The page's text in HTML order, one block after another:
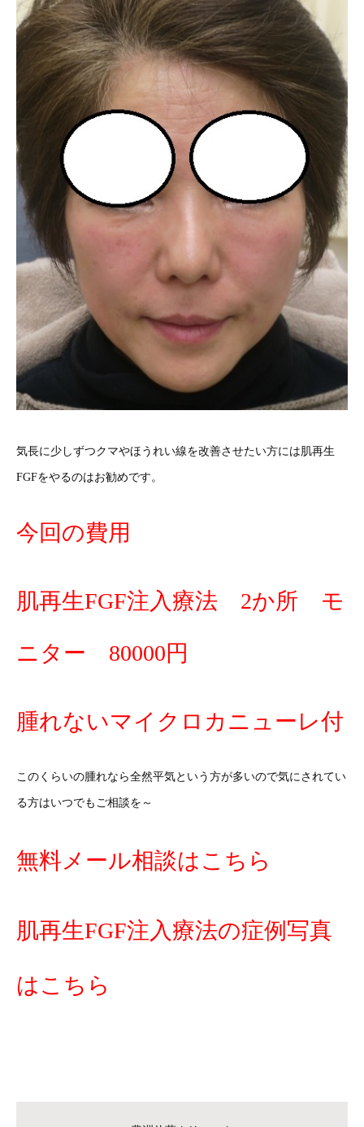
気長に少しずつクマやほうれい線を改善させたい方には肌再生
FGFをやるのはお勧めです。
今回の費用
肌再生FGF注入療法 2か所 モ
ニター 80000円
腫れないマイクロカニューレ付
このくらいの腫れなら全然平気という方が多いので気にされてい
る方はいつでもご相談を～
無料メール相談はこちら
肌再生FGF注入療法の症例写真
はこちら